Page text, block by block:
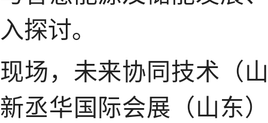
入探讨。
现场，未来协同技术（
新丞华国际会展（山东